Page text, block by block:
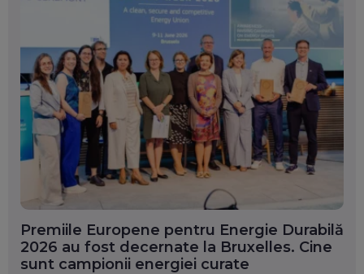
Premiile Europene pentru Energie Durabilă
2026 au fost decernate la Bruxelles. Cine
sunt campionii energiei curate